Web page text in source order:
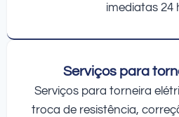
imediatas 24
Serviços para
Serviços para torneira
troca de resistência,